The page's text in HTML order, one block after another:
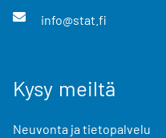
info@stat.fi
Kysy meiltä
Neuvonta ja tietopalvelu